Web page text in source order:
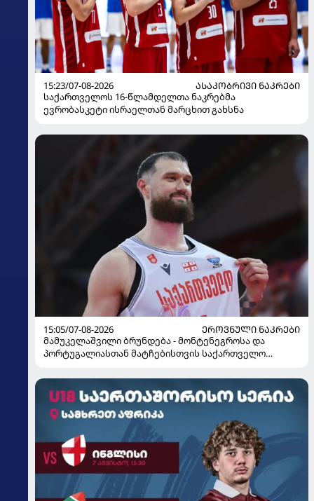
15:23/07-08-2026
ᲐᲡᲐᲙᲝᲑᲠᲘᲕᲘ ᲜᲐᲙᲠᲔᲑᲘ
საქართველოს 16-წლამდელთა ნაკრებმა
ევრობასკეტი ისრაელთან მარცხით გახსნა
15:05/07-08-2026
ᲔᲠᲝᲕᲜᲣᲚᲘ ᲜᲐᲙᲠᲔᲑᲘ
მამუკელაშვილი ბრუნდება - მონტენეგროსა და
პორტუგალიასთან მატჩებისთვის საქართველო